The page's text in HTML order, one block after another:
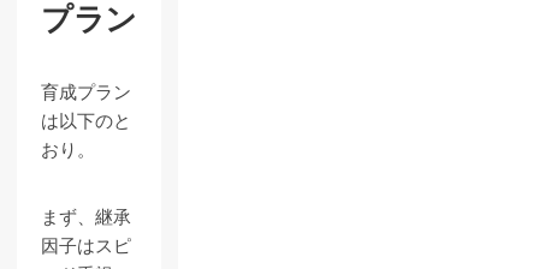
プラン
育成プラン
は以下のと
おり。
まず、継承
因子はスピ